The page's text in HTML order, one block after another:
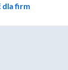
dla firm